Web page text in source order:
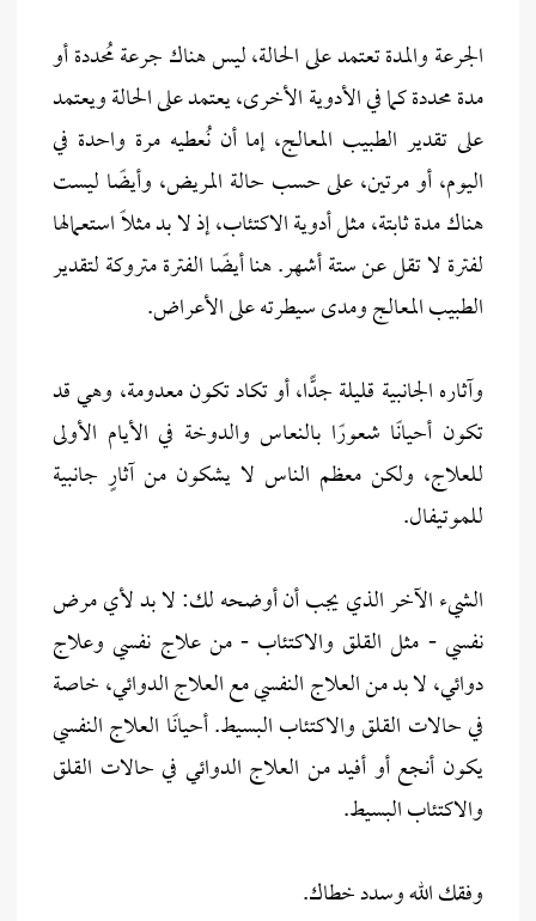
الجرعة والمدة تعتمد على الحالة، ليس هناك جرعة مُحددة أو
مدة محددة كما في الأدوية الأخرى، يعتمد على الحالة ويعتمد
على تقدير الطبيب المعالج، إما أن نُعطيه مرة واحدة في
اليوم، أو مرتين، على حسب حالة المريض، وأيضًا ليست
هناك مدة ثابتة، مثل أدوية الاكتئاب، إذ لا بد مثلاً استعمالها
لفترة لا تقل عن ستة أشهر. هنا أيضًا الفترة متروكة لتقدير
الطبيب المعالج ومدى سيطرته على الأعراض.
وآثاره الجانبية قليلة جدًّا، أو تكاد تكون معدومة، وهي قد
تكون أحيانًا شعورًا بالنعاس والدوخة في الأيام الأولى
للعلاج، ولكن معظم الناس لا يشكون من آثارٍ جانبية
للموتيفال.
الشيء الآخر الذي يجب أن أوضحه لك: لا بد لأي مرض
نفسي - مثل القلق والاكتئاب - من علاج نفسي وعلاج
دوائي، لا بد من العلاج النفسي مع العلاج الدوائي، خاصة
في حالات القلق والاكتئاب البسيط. أحيانًا العلاج النفسي
يكون أنجع أو أفيد من العلاج الدوائي في حالات القلق
والاكتئاب البسيط.
وفقك الله وسدد خطاك.